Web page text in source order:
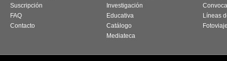
Suscripción
FAQ
Contacto
Investigación
Educativa
Catálogo
Mediateca
Líneas